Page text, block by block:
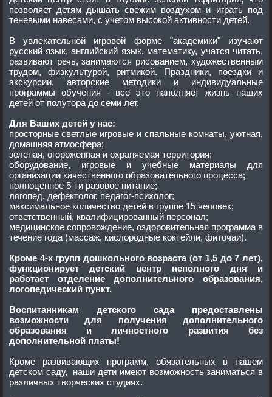
позволяет детям дышать свежим воздухом и играть под
теневыми навесами, с учетом высокой активности детей.
В увлекательной игровой форме "академики" изучают
русский язык, английский язык, математику, учатся читать,
развивают речь, занимаются рисованием, художественным
трудом, физкультурой, ритмикой. Праздники, поездки и
экскурсии, авторские методики и индивидуальные
программы обучения - все это наполняет жизнь наших
детей от полутора до семи лет.
Для Ваших детей у нас:
просторные светлые игровые и спальные комнаты, уютная,
домашняя атмосфера;
зеленая, огороженная и охраняемая территория;
оборудование, игровые и учебные материалы для
организации качественного образовательного процесса;
полноценное 5-ти разовое питание;
логопед, дефектолог, педагог-психолог;
максимальное количество детей в группе 15 человек;
ответственный, квалифицированный персонал;
медицинское сопровождение, оздоровительная программа в
течение года (массаж, кислородные коктейли, фиточаи).
Кроме 4-х групп дошкольного возраста (от 1,5 до 7 лет),
функционирует детский центр неполного дня и
работает отделение дополнительного образования,
логопедический пункт.
Воспитанникам детского сада предоставлены
возможности для получения дополнительного
образования и личностного развития без
дополнительной платы!
Кроме развивающих программ, обязательных в нашем
детском саду, наши дети имеют возможность заниматься в
различных творческих студиях.